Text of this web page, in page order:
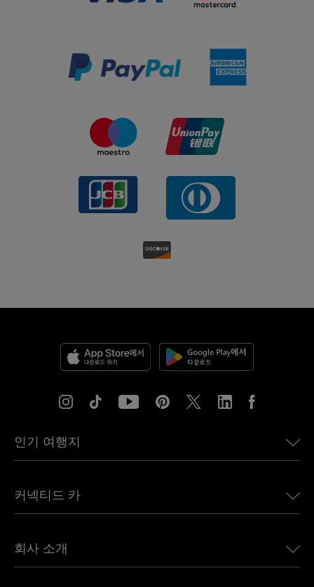
인기 여행지
유럽용 eSIM
캐나다용 eSIM
커넥티드 카
Land Rover용 Ubigi
회사 소개